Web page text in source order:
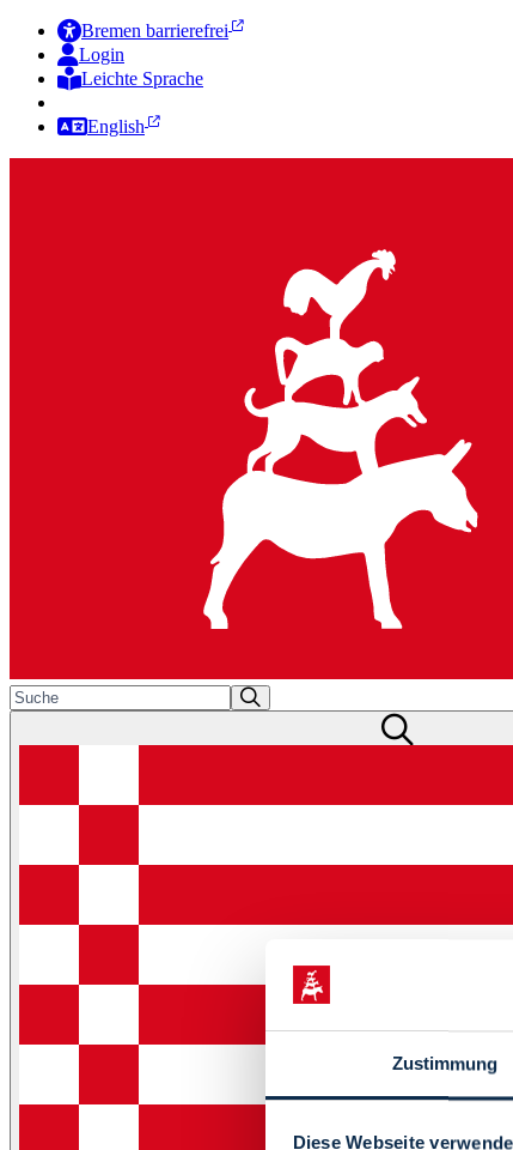
Zustimmung
Diese Webseite
Bremen barrierefrei
Login
Leichte Sprache
English